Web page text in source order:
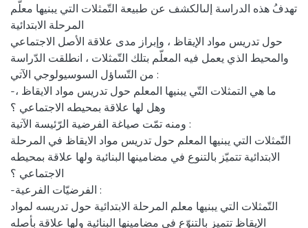
تهدفُ هذه الدراسة إلىالكشف عن طبيعة التّمثلات التي يبنيها معلّم
المرحلة الابتدائية
حول تدريس مواد الإيقاظ ، وإبراز مدى علاقة الأصل الاجتماعي
والمحيط الذي يعمل فيه المعلّم بتلك التّمثلات ، انطلقت الدّراسة
من التّساؤل السوسيولوجي الآتي :
-ما هي التمثلات التّي يبنيها المعلم حول تدريس مواد الايقاظ ،
وهل لها علاقة بمحيطه الاجتماعي ؟
ومنه تمّت صياغة الفرضية الرّئيسة الآتية :
التّمثلات التي يبنيها المعلم حول تدريس مواد الايقاظ في المرحلة
الابتدائية تتميّز بالتنوع في مضامينها البنائية ولها علاقة بمحيطه
الاجتماعي ؟
-الفرضيّات الفرعية :
التّمثلات التي يبنيها معلم المرحلة الابتدائية حول تدريسه لمواد
الإيقاظ تتميز بالتنوّع في مضامينها البنائية ولها علاقة بأصله